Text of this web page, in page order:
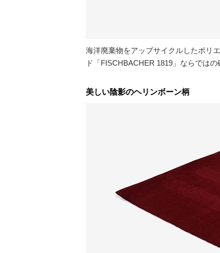
海洋廃棄物をアップサイクルしたポリ
ド「FISCHBACHER 1819」ならでは
美しい陰影のヘリンボーン柄